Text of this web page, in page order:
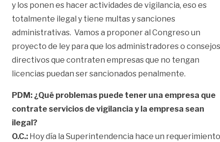
y los ponen es hacer actividades de vigilancia, eso es
totalmente ilegal y tiene multas y sanciones
administrativas. Vamos a proponer al Congreso un
proyecto de ley para que los administradores o consejos
directivos que contraten empresas que no tengan
licencias puedan ser sancionados penalmente.
PDM: ¿Qué problemas puede tener una empresa que
contrate servicios de vigilancia y la empresa sean
ilegal?
O.C.: Hoy día la Superintendencia hace un requerimiento